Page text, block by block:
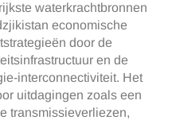
waterkrachtbronnen
economische
door de
en de
interconnectiviteit. Het
uitdagingen zoals een
transmissieverliezen,